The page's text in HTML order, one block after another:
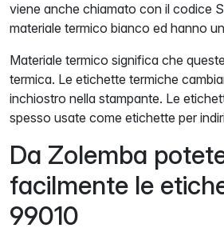
viene anche chiamato con il codice
materiale termico bianco ed hanno
Materiale termico significa che
termica. Le etichette termiche
inchiostro nella stampante. Le
spesso usate come etichette per
Da Zolemba
facilmente le
99010